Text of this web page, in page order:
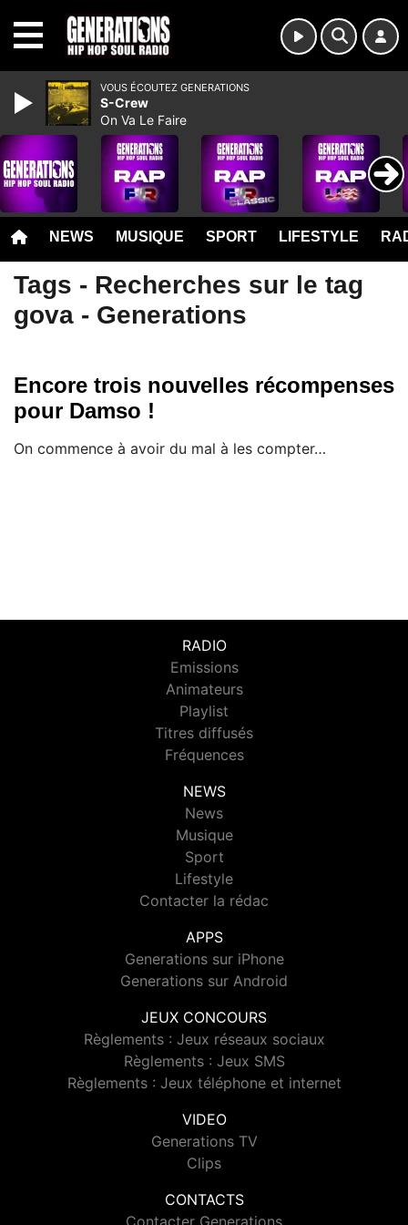
NEWS MUSIQUE SPORT LIFESTYLE
Tags - Recherches sur le tag
gova - Generations
Encore trois nouvelles récompenses
pour Damso !
On commence à avoir du mal à les compter…
RADIO
Emissions
Animateurs
Playlist
Titres diffusés
Fréquences
NEWS
News
Musique
Sport
Lifestyle
Contacter la rédac
APPS
Generations sur iPhone
Generations sur Android
JEUX CONCOURS
Règlements : Jeux réseaux sociaux
Règlements : Jeux SMS
Règlements : Jeux téléphone et internet
VIDEO
Generations TV
Clips
CONTACTS
VOUS ÉCOUTEZ GENERATIONS
S-Crew
On Va Le Faire